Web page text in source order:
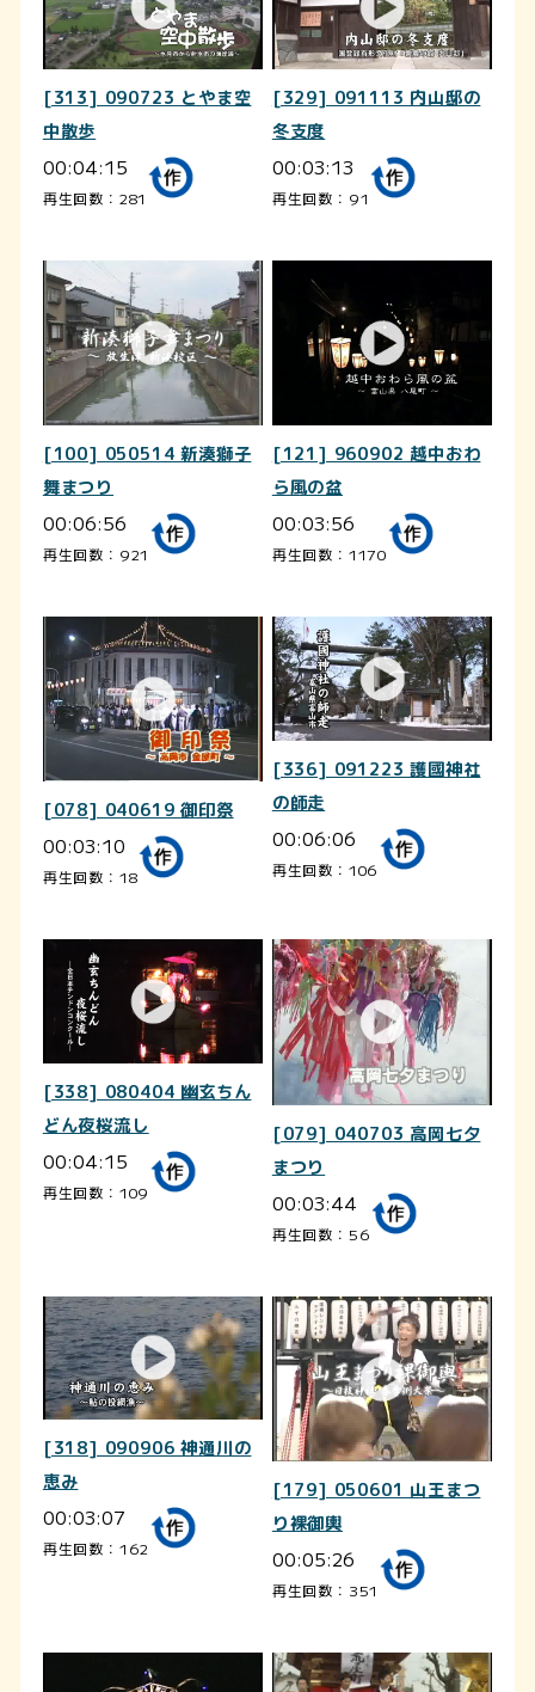
[313] 090723 とやま空
中散歩
00:04:15
再生回数：281
[329] 091113 内山邸の
冬支度
00:03:13
再生回数：91
[100] 050514 新湊獅子
舞まつり
00:06:56
再生回数：921
[121] 960902 越中おわ
ら風の盆
00:03:56
再生回数：1170
[078] 040619 御印祭
00:03:10
再生回数：18
[336] 091223 護國神社
の師走
00:06:06
再生回数：106
[338] 080404 幽玄ちん
どん夜桜流し
00:04:15
再生回数：109
[079] 040703 高岡七夕
まつり
00:03:44
再生回数：56
[318] 090906 神通川の
恵み
00:03:07
再生回数：162
[179] 050601 山王まつ
り裸御輿
00:05:26
再生回数：351